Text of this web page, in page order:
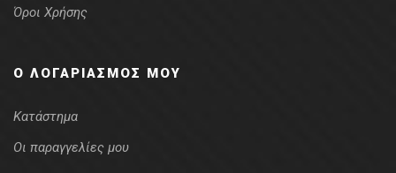
Όροι Χρήσης
Ο ΛΟΓΑΡΙΑΣΜΌΣ ΜΟΥ
Κατάστημα
Οι παραγγελίες μου